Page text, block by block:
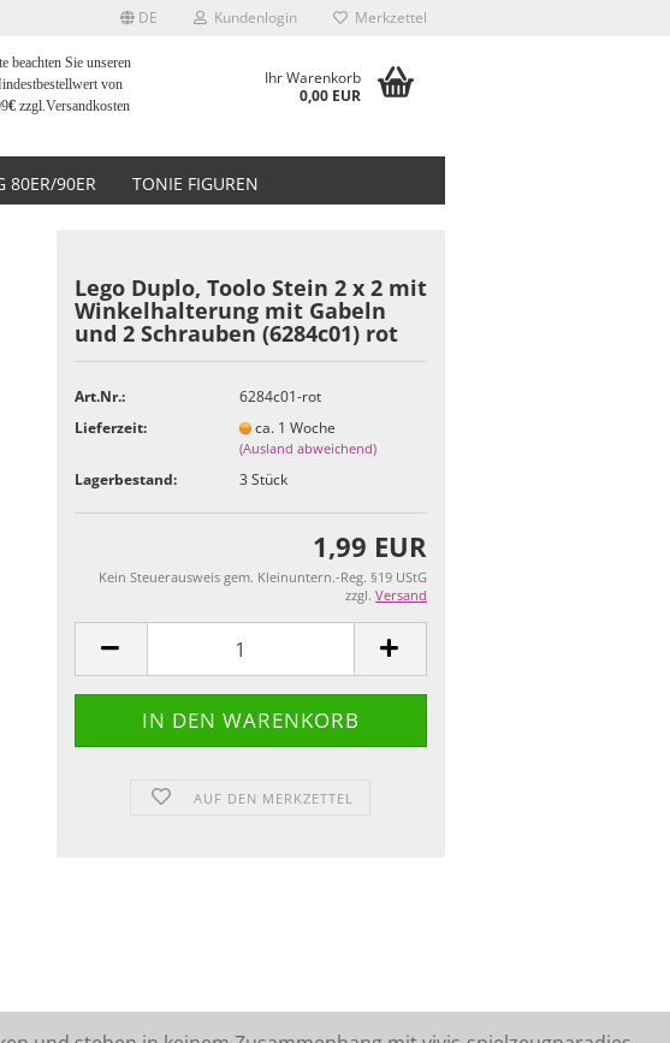
DE Kundenlogin Merkzettel
beachten Sie unseren
von
€zzgl.Versandkosten
Ihr Warenkorb
0,00 EUR
80ER/90ER TONIE FIGUREN
Lego Duplo, Toolo Stein 2 x 2 mit
Winkelhalterung mit Gabeln
und 2 Schrauben (6284c01) rot
Art.Nr.:
6284c01-rot
Lieferzeit:
ca. 1 Woche
(Ausland abweichend)
Lagerbestand: 3 Stück
1,99 EUR
Kein Steuerausweis gem. Kleinuntern.-Reg. §19 UStG
zzgl. Versand
AUF DEN MERKZETTEL